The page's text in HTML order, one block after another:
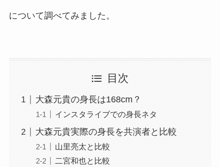
について調べてみました。
目次
大森元貴の身長は168cm？
インスタライブでの身長ネタ
大森元貴実際の身長を共演者と比較
山里亮太と比較
二宮和也と比較